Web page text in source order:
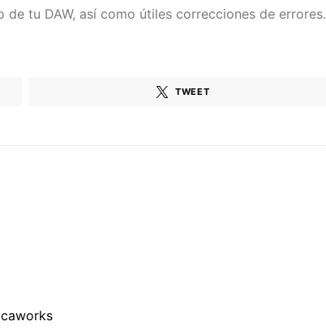
tu DAW, así como útiles correcciones de errores.
TWEET